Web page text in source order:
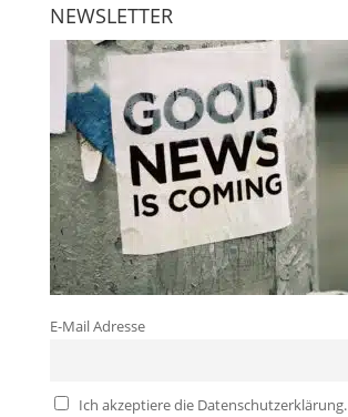
NEWSLETTER
E-Mail Adresse
Ich akzeptiere die Datenschutzerklärung.